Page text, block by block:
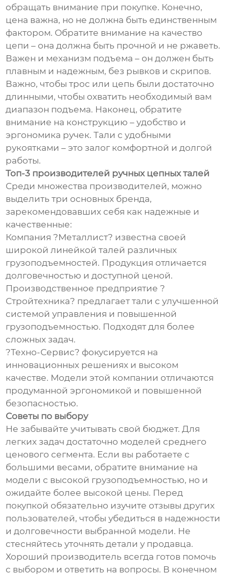
обращать внимание при покупке. Конечно,
цена важна, но не должна быть единственным
фактором. Обратите внимание на качество
цепи – она должна быть прочной и не ржаветь.
Важен и механизм подъема – он должен быть
плавным и надежным, без рывков и скрипов.
Важно, чтобы трос или цепь были достаточно
длинными, чтобы охватить необходимый вам
диапазон подъема. Наконец, обратите
внимание на конструкцию – удобство и
эргономика ручек. Тали с удобными
рукоятками – это залог комфортной и долгой
работы.
Топ-3 производителей ручных цепных талей
Среди множества производителей, можно
выделить три основных бренда,
зарекомендовавших себя как надежные и
качественные:
Компания ?Металлист? известна своей
широкой линейкой талей различных
грузоподъемностей. Продукция отличается
долговечностью и доступной ценой.
Производственное предприятие ?
Стройтехника? предлагает тали с улучшенной
системой управления и повышенной
грузоподъемностью. Подходят для более
сложных задач.
?Техно-Сервис? фокусируется на
инновационных решениях и высоком
качестве. Модели этой компании отличаются
продуманной эргономикой и повышенной
безопасностью.
Советы по выбору
Не забывайте учитывать свой бюджет. Для
легких задач достаточно моделей среднего
ценового сегмента. Если вы работаете с
большими весами, обратите внимание на
модели с высокой грузоподъемностью, но и
ожидайте более высокой цены. Перед
покупкой обязательно изучите отзывы других
пользователей, чтобы убедиться в надежности
и долговечности выбранной модели. Не
стесняйтесь уточнять детали у продавца.
Хороший производитель всегда готов помочь
с выбором и ответить на вопросы. В конечном